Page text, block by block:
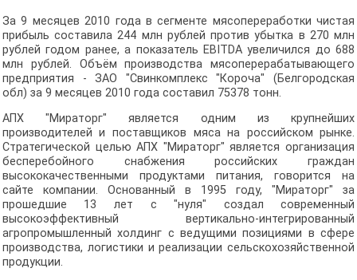
За 9 месяцев 2010 года в сегменте мясопереработки чистая
прибыль составила 244 млн рублей против убытка в 270 млн
рублей годом ранее, а показатель EBITDA увеличился до 688
млн рублей. Объём производства мясоперерабатывающего
предприятия - ЗАО "Свинкомплекс "Короча" (Белгородская
обл) за 9 месяцев 2010 года составил 75378 тонн.
АПХ "Мираторг" является одним из крупнейших
производителей и поставщиков мяса на российском рынке.
Стратегической целью АПХ "Мираторг" является организация
бесперебойного снабжения российских граждан
высококачественными продуктами питания, говорится на
сайте компании. Основанный в 1995 году, "Мираторг" за
прошедшие 13 лет с "нуля" создал современный
высокоэффективный вертикально-интегрированный
агропромышленный холдинг с ведущими позициями в сфере
производства, логистики и реализации сельскохозяйственной
продукции.